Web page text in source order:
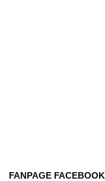
FANPAGE FACEBOOK